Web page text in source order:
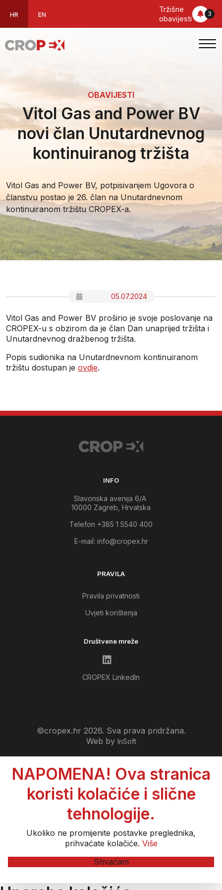
3
Tržišne
obavijesti
HR EN
OBAVIJESTI
Vitol Gas and Power BV
novi član Unutardnevnog
kontinuiranog tržišta
Vitol Gas and Power BV, potpisivanjem Ugovora o
članstvu postao je 26. član na Unutardnevnom
kontinuiranom tržištu CROPEX-a.
05.07.2024
Vitol Gas and Power BV proširio je svoje poslovanje na
CROPEX-u s obzirom da je član Dan unaprijed tržišta i
Unutardnevnog dražbenog tržišta.
Popis sudionika na Unutardnevnom kontinuiranom
tržištu dostupan je ovdje.
INFO
Slavonska avenija 6/A
10000 Zagreb, Hrvatska
Telefon +385 1 5540 400
E-mail: info@cropex.hr
PRAVILA
Pravila privatnosti
Uvjeti korištenja
Društvene mreže
CROPEX LinkedIn
©cropex.hr 2026. Sva prava pridržana.
Web by InSoft
NAPOMENA! Ova stranica
koristi kolačiće i slične
tehnologije.
Ukoliko ne promijenite postavke preglednika,
prihvaćate kolačiće. Više
Shvaćam